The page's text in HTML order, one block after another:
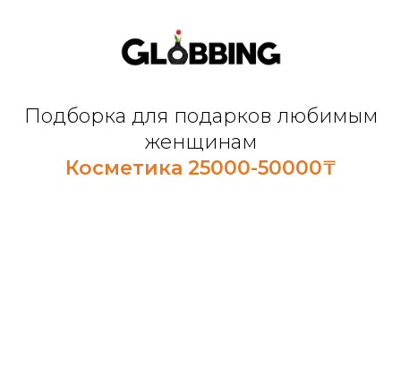
Подборка для подарков любимым
женщинам
Косметика 25000-50000₸